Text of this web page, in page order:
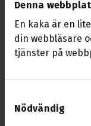
Denna
En kaka är en
din webbläsare
tjänster på
Nödvändig
till vårt
kl. 09,30.
Vi håller till i
Under mötet
ledamot i